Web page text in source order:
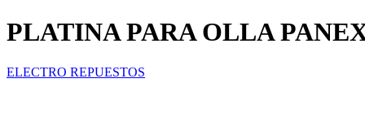
PLATINA PARA OLLA
ELECTRO REPUESTOS